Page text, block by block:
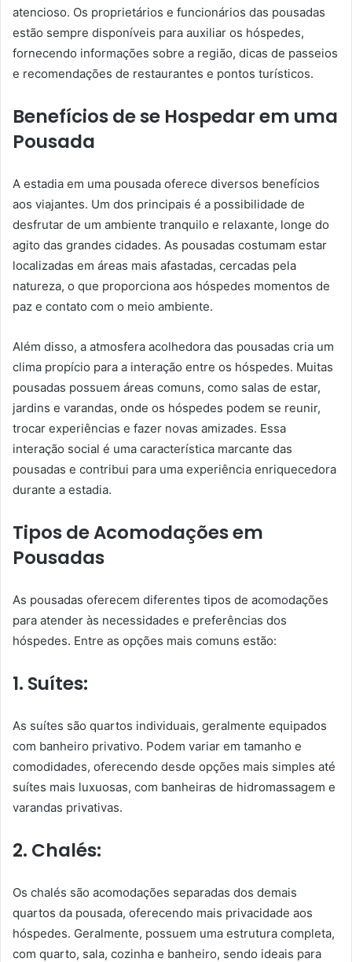
atencioso. Os proprietários e funcionários das pousadas
estão sempre disponíveis para auxiliar os hóspedes,
fornecendo informações sobre a região, dicas de passeios
e recomendações de restaurantes e pontos turísticos.
Benefícios de se Hospedar em uma
Pousada
A estadia em uma pousada oferece diversos benefícios
aos viajantes. Um dos principais é a possibilidade de
desfrutar de um ambiente tranquilo e relaxante, longe do
agito das grandes cidades. As pousadas costumam estar
localizadas em áreas mais afastadas, cercadas pela
natureza, o que proporciona aos hóspedes momentos de
paz e contato com o meio ambiente.
Além disso, a atmosfera acolhedora das pousadas cria um
clima propício para a interação entre os hóspedes. Muitas
pousadas possuem áreas comuns, como salas de estar,
jardins e varandas, onde os hóspedes podem se reunir,
trocar experiências e fazer novas amizades. Essa
interação social é uma característica marcante das
pousadas e contribui para uma experiência enriquecedora
durante a estadia.
Tipos de Acomodações em
Pousadas
As pousadas oferecem diferentes tipos de acomodações
para atender às necessidades e preferências dos
hóspedes. Entre as opções mais comuns estão:
1. Suítes:
As suítes são quartos individuais, geralmente equipados
com banheiro privativo. Podem variar em tamanho e
comodidades, oferecendo desde opções mais simples até
suítes mais luxuosas, com banheiras de hidromassagem e
varandas privativas.
2. Chalés:
Os chalés são acomodações separadas dos demais
quartos da pousada, oferecendo mais privacidade aos
hóspedes. Geralmente, possuem uma estrutura completa,
com quarto, sala, cozinha e banheiro, sendo ideais para